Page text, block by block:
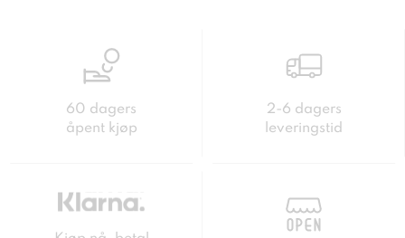
60 dagers
åpent kjøp
2-6 dagers
leveringstid